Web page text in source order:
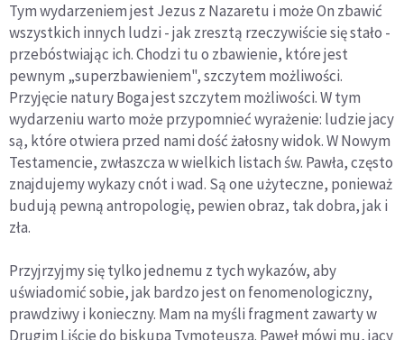
Tym wydarzeniem jest Jezus z Nazaretu i może On zbawić
wszystkich innych ludzi - jak zresztą rzeczywiście się stało -
przebóstwiając ich. Chodzi tu o zbawienie, które jest
pewnym „superzbawieniem", szczytem możliwości.
Przyjęcie natury Boga jest szczytem możliwości. W tym
wydarzeniu warto może przypomnieć wyrażenie: ludzie jacy
są, które otwiera przed nami dość żałosny widok. W Nowym
Testamencie, zwłaszcza w wielkich listach św. Pawła, często
znajdujemy wykazy cnót i wad. Są one użyteczne, ponieważ
budują pewną antropologię, pewien obraz, tak dobra, jak i
zła.
Przyjrzyjmy się tylko jednemu z tych wykazów, aby
uświadomić sobie, jak bardzo jest on fenomenologiczny,
prawdziwy i konieczny. Mam na myśli fragment zawarty w
Drugim Liście do biskupa Tymoteusza. Paweł mówi mu, jacy